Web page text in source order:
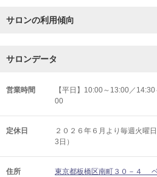
サロンの利用傾向
サロンデータ
営業時間
【平日】10:00～13:00／
00
定休日
２０２６年６月より毎週火曜
3日）
住所 東京都板橋区南町３０－４